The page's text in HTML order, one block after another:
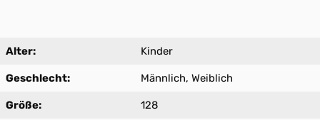
Alter: Kinder
Geschlecht: Männlich, Weiblich
Größe: 128